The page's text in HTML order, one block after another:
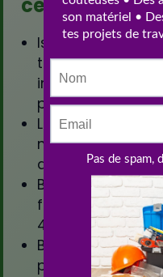
cellulaire
Isolation
thermique
intégrée
performante
Léger, facile à
manipuler et
découper
Bonne tenue au
feu (résistance
4h+)
Bien adapté aux
pièces humides